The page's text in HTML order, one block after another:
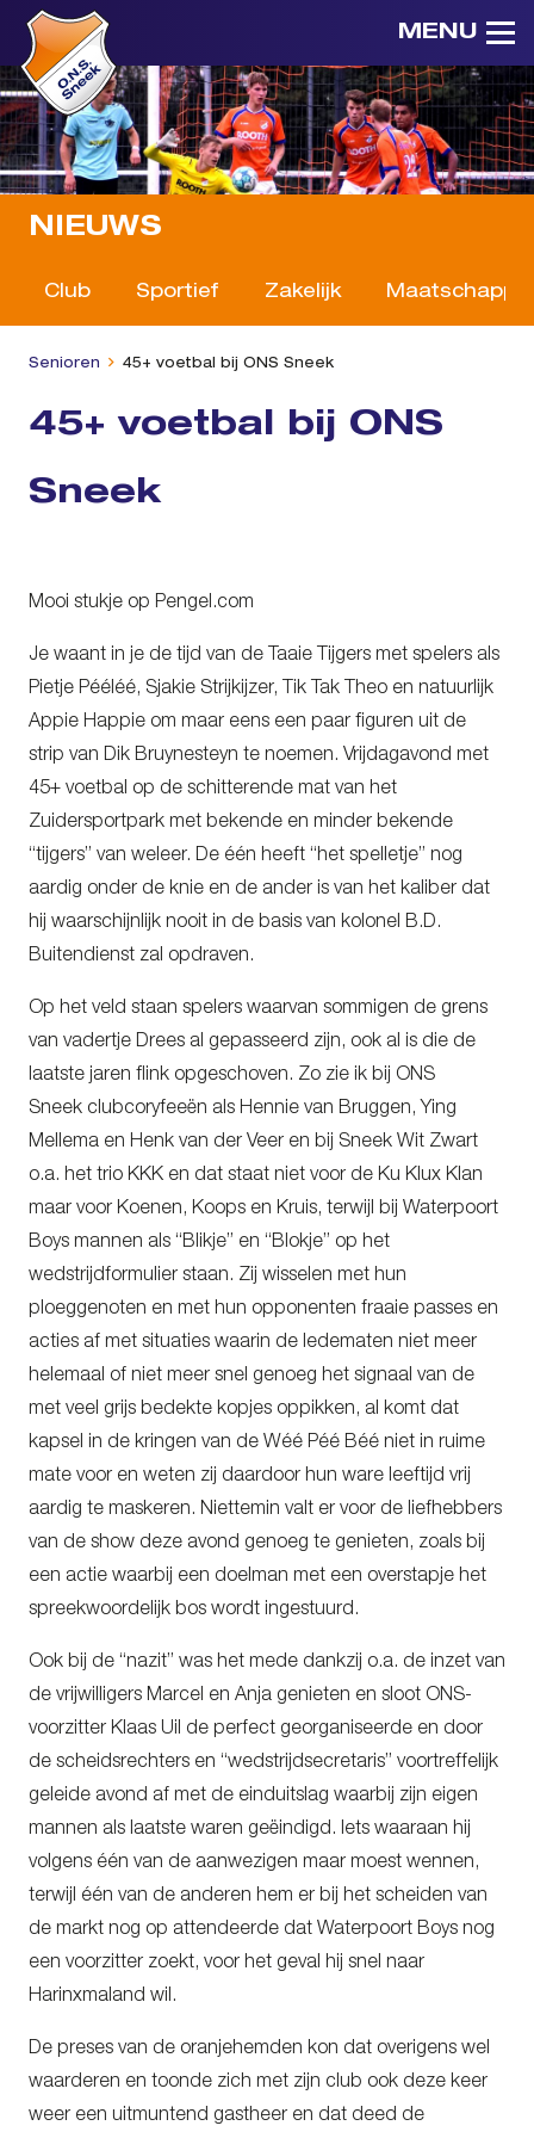
MENU
NIEUWS
Club Sportief Zakelijk
Senioren 45+ voetbal bij ONS Sneek
45+ voetbal bij ONS
Sneek
Mooi stukje op Pengel.com
Je waant in je de tijd van de Taaie Tijgers met spelers als
Pietje Pééléé, Sjakie Strijkijzer, Tik Tak Theo en natuurlijk
Appie Happie om maar eens een paar figuren uit de
strip van Dik Bruynesteyn te noemen. Vrijdagavond met
45+ voetbal op de schitterende mat van het
Zuidersportpark met bekende en minder bekende
“tijgers” van weleer. De één heeft “het spelletje” nog
aardig onder de knie en de ander is van het kaliber dat
hij waarschijnlijk nooit in de basis van kolonel B.D.
Buitendienst zal opdraven.
Op het veld staan spelers waarvan sommigen de grens
van vadertje Drees al gepasseerd zijn, ook al is die de
laatste jaren flink opgeschoven. Zo zie ik bij ONS
Sneek clubcoryfeeën als Hennie van Bruggen, Ying
Mellema en Henk van der Veer en bij Sneek Wit Zwart
o.a. het trio KKK en dat staat niet voor de Ku Klux Klan
maar voor Koenen, Koops en Kruis, terwijl bij Waterpoort
Boys mannen als “Blikje” en “Blokje” op het
wedstrijdformulier staan. Zij wisselen met hun
ploeggenoten en met hun opponenten fraaie passes en
acties af met situaties waarin de ledematen niet meer
helemaal of niet meer snel genoeg het signaal van de
met veel grijs bedekte kopjes oppikken, al komt dat
kapsel in de kringen van de Wéé Péé Béé niet in ruime
mate voor en weten zij daardoor hun ware leeftijd vrij
aardig te maskeren. Niettemin valt er voor de liefhebbers
van de show deze avond genoeg te genieten, zoals bij
een actie waarbij een doelman met een overstapje het
spreekwoordelijk bos wordt ingestuurd.
Ook bij de “nazit” was het mede dankzij o.a. de inzet van
de vrijwilligers Marcel en Anja genieten en sloot ONS-
voorzitter Klaas Uil de perfect georganiseerde en door
de scheidsrechters en “wedstrijdsecretaris” voortreffelijk
geleide avond af met de einduitslag waarbij zijn eigen
mannen als laatste waren geëindigd. Iets waaraan hij
volgens één van de aanwezigen maar moest wennen,
terwijl één van de anderen hem er bij het scheiden van
de markt nog op attendeerde dat Waterpoort Boys nog
een voorzitter zoekt, voor het geval hij snel naar
Harinxmaland wil.
De preses van de oranjehemden kon dat overigens wel
waarderen en toonde zich met zijn club ook deze keer
weer een uitmuntend gastheer en dat deed de